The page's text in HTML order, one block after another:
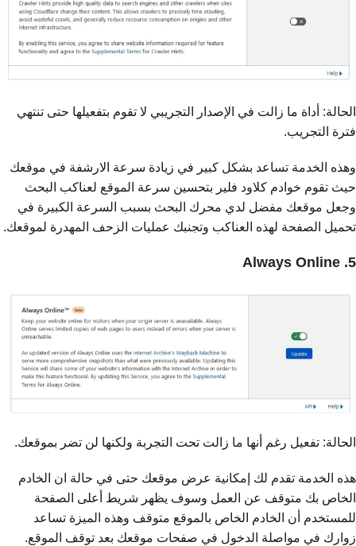
الحالة: أداة ما زالت في الإصدار التجريبي لا تقوم بتفعيلها حتى تنتهي
فترة التجريب.
وهذه الخدمة تساعد بشكل كبير في زيادة سرعة الارشفة في موقعك
حيث تقوم خوادم كلاود فلير بتحسين سرعة الموقع لعناكب البحث
وجعل موقعك مفضل لدي محرك البحث بسبب السرعة الكبيرة في
تحميل الصفحة لهذه العناكب وتجنبك عمليات الزحف المهدرة لموقعك.
5. Always Online
الحالة: تفعيل رغم أنها ما زالت تحت التجربة ولكنها لن تضر بموقعك.
هذه الخدمة تقدم لك إمكانية عرض موقعك حتى في حالة ان الخادم
الخاص بك متوقف عن العمل وسوف يظهر شريط أعلى الصفحة
للمستخدم أن الخادم الخاص بالموقع متوقف وهذه الميزة تساعد
زوارك في مواصلة الدخول في صفحات موقعك بعد توقف الموقع.